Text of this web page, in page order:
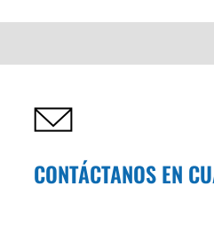
CONTÁCTANOS EN